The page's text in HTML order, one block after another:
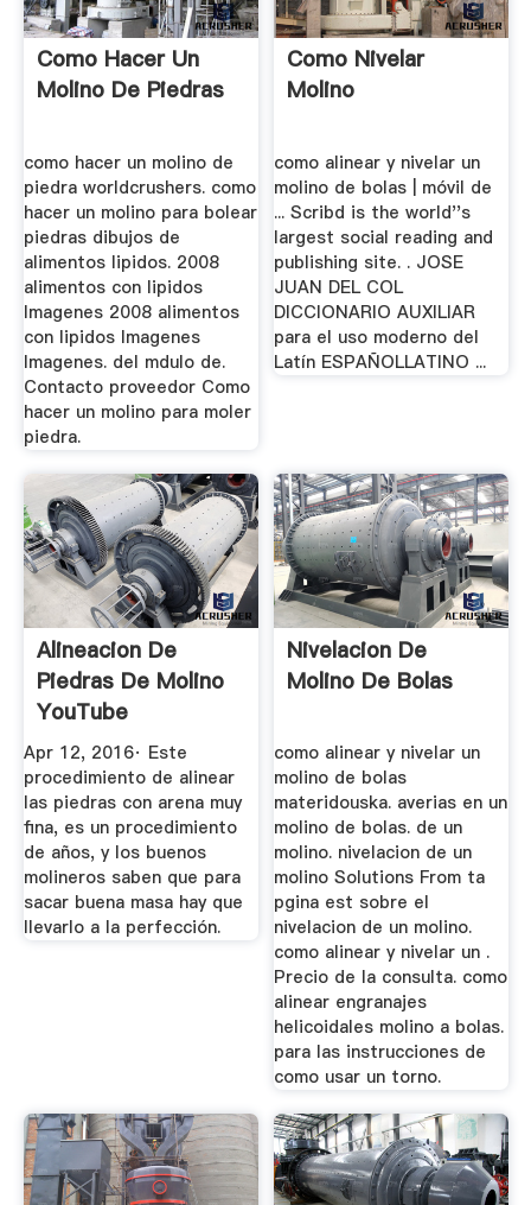
Como Hacer Un
Molino De Piedras
como hacer un molino de
piedra worldcrushers. como
hacer un molino para bolear
piedras dibujos de
alimentos lipidos. 2008
alimentos con lipidos
Imagenes 2008 alimentos
con lipidos Imagenes
Imagenes. del mdulo de.
Contacto proveedor Como
hacer un molino para moler
piedra.
Como Nivelar
Molino
como alinear y nivelar un
molino de bolas | móvil de
... Scribd is the world''s
largest social reading and
publishing site. . JOSE
JUAN DEL COL
DICCIONARIO AUXILIAR
para el uso moderno del
Latín ESPAÑOLLATINO ...
Alineacion De
Piedras De Molino
YouTube
Apr 12, 2016· Este
procedimiento de alinear
las piedras con arena muy
fina, es un procedimiento
de años, y los buenos
molineros saben que para
sacar buena masa hay que
llevarlo a la perfección.
Nivelacion De
Molino De Bolas
como alinear y nivelar un
molino de bolas
materidouska. averias en un
molino de bolas. de un
molino. nivelacion de un
molino Solutions From ta
pgina est sobre el
nivelacion de un molino.
como alinear y nivelar un .
Precio de la consulta. como
alinear engranajes
helicoidales molino a bolas.
para las instrucciones de
como usar un torno.